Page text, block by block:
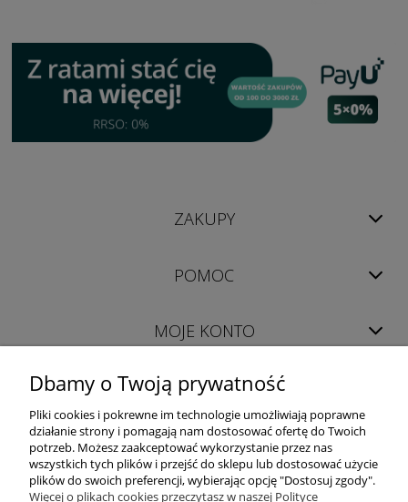
ZAKUPY
POMOC
MOJE KONTO
INFORMACJE
Dbamy o Twoją prywatność
Pliki cookies i pokrewne im technologie umożliwiają poprawne
działanie strony i pomagają nam dostosować ofertę do Twoich
potrzeb. Możesz zaakceptować wykorzystanie przez nas
wszystkich tych plików i przejść do sklepu lub dostosować użycie
plików do swoich preferencji, wybierając opcję "Dostosuj zgody".
Więcej o plikach cookies przeczytasz w naszej Polityce